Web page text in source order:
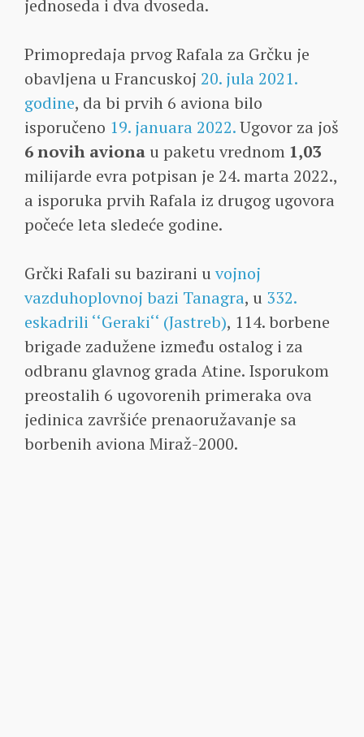
jednoseda i dva dvoseda.
Primopredaja prvog Rafala za Grčku je
obavljena u Francuskoj 20. jula 2021.
godine, da bi prvih 6 aviona bilo
isporučeno 19. januara 2022.Ugovor za još
6 novih aviona u paketu vrednom 1,03
milijarde evra potpisan je 24. marta 2022.,
a isporuka prvih Rafala iz drugog ugovora
počeće leta sledeće godine.
Grčki Rafali su bazirani u vojnoj
vazduhoplovnoj bazi Tanagra, u 332.
eskadrili ‘‘Geraki‘‘ (Jastreb), 114. borbene
brigade zadužene između ostalog i za
odbranu glavnog grada Atine. Isporukom
preostalih 6 ugovorenih primeraka ova
jedinica završiće prenaoružavanje sa
borbenih aviona Miraž-2000.